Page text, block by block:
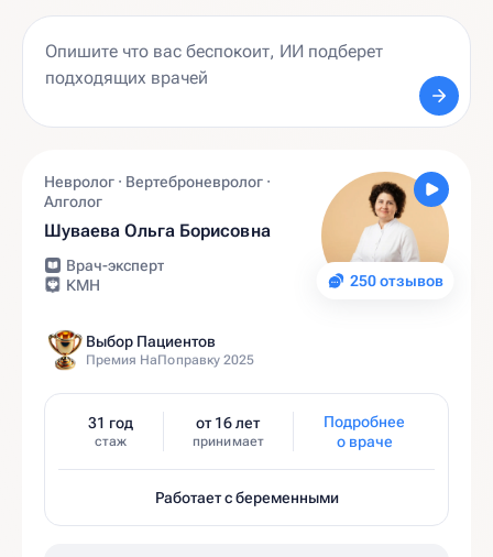
250 отзывов
Невролог · Вертеброневролог ·
Алголог
Шуваева Ольга Борисовна
Врач-эксперт
КМН
Выбор Пациентов
Премия НаПоправку 2025
31 год
стаж
от 16 лет
принимает
Подробнее
о враче
Работает с беременными